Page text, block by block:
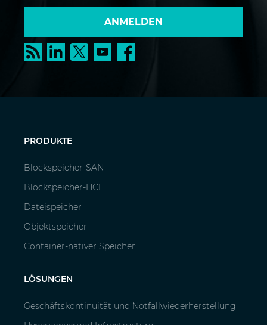
ANMELDEN
PRODUKTE
Blockspeicher-SAN
Blockspeicher-HCI
Dateispeicher
Objektspeicher
Container-nativer Speicher
LÖSUNGEN
Geschäftskontinuität und Notfallwiederherstellung